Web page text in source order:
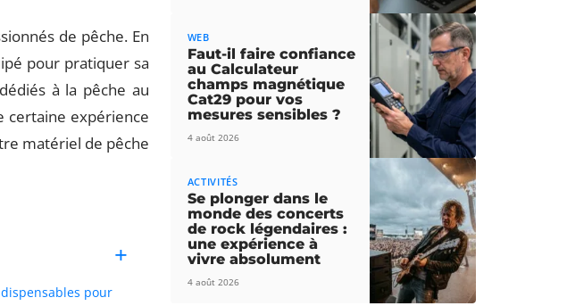
de pêche. En
pour pratiquer sa
à la pêche au
certaine expérience
matériel de pêche
pour
WEB
Faut-il faire confiance
au Calculateur
champs magnétique
Cat29 pour vos
mesures sensibles ?
4 août 2026
ACTIVITÉS
Se plonger dans le
monde des concerts
de rock légendaires :
une expérience à
vivre absolument
4 août 2026